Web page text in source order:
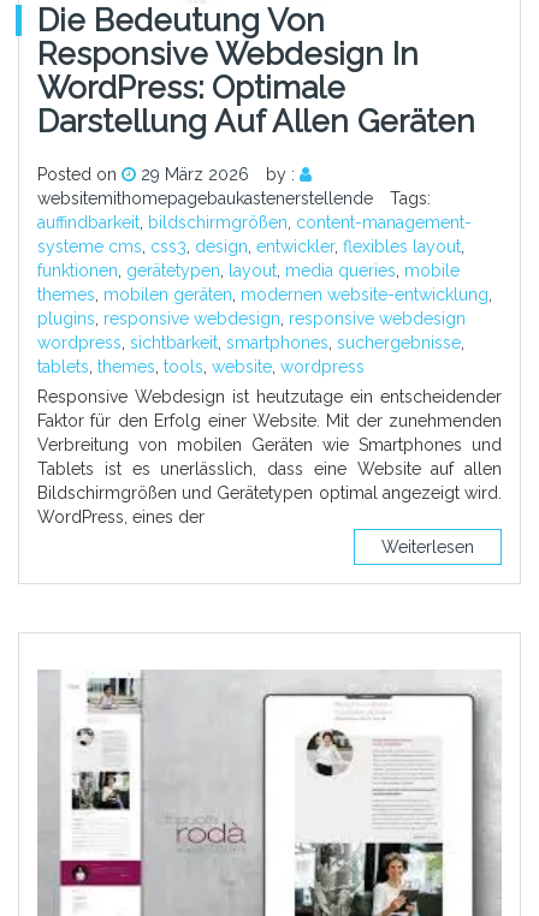
Die Bedeutung Von
Responsive Webdesign In
WordPress: Optimale
Darstellung Auf Allen Geräten
Posted on 29 März 2026
by :
websitemithomepagebaukastenerstellende
Tags:
auffindbarkeit bildschirmgrößen content-management-
systeme cms css3 design entwickler, flexibles layout
funktionen gerätetypen layout media queries mobile
themes mobilen geräten modernen website-entwicklung
plugins responsive webdesign responsive webdesign
wordpress sichtbarkeit smartphones suchergebnisse
tablets themes tools website wordpress
Responsive Webdesign ist heutzutage ein entscheidender
Faktor für den Erfolg einer Website. Mit der zunehmenden
Verbreitung von mobilen Geräten wie Smartphones und
Tablets ist es unerlässlich, dass eine Website auf allen
Bildschirmgrößen und Gerätetypen optimal angezeigt wird.
WordPress, eines der
Weiterlesen